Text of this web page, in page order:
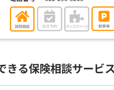
きる保険相談サービ